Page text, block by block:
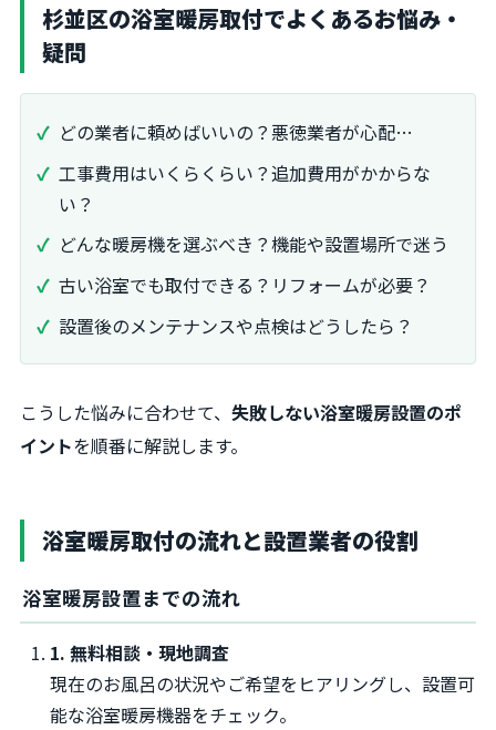
杉並区の浴室暖房取付でよくあるお悩み・
疑問
どの業者に頼めばいいの？悪徳業者が心配…
工事費用はいくらくらい？追加費用がかからな
い？
どんな暖房機を選ぶべき？機能や設置場所で迷う
古い浴室でも取付できる？リフォームが必要？
設置後のメンテナンスや点検はどうしたら？
こうした悩みに合わせて、 失敗しない浴室暖房設置のポ
イントを順番に解説します。
浴室暖房取付の流れと設置業者の役割
浴室暖房設置までの流れ
1. 無料相談・現地調査
現在のお風呂の状況やご希望をヒアリングし、設置可
能な浴室暖房機器をチェック。